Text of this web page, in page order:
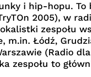
i hip-hopu.
2005), w
zespołu
m.in. Łódź,
(Radio
zespołu to